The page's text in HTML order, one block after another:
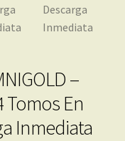
menú
hijo
–
En
Inmediata